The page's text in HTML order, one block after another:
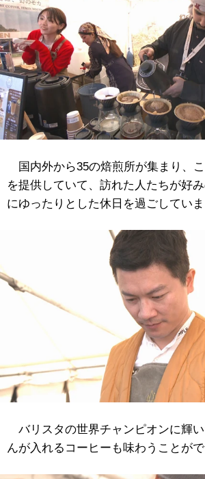
国内外から35の焙煎所が集まり、
を提供していて、訪れた人たちが好
にゆったりとした休日を過ごしていま
バリスタの世界チャンピオンに輝
んが入れるコーヒーも味わうことがで